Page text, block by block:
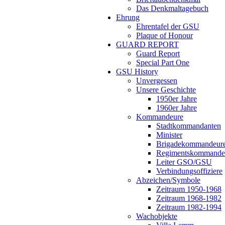
Das Denkmaltagebuch
Ehrung
Ehrentafel der GSU
Plaque of Honour
GUARD REPORT
Guard Report
Special Part One
GSU History
Unvergessen
Unsere Geschichte
1950er Jahre
1960er Jahre
Kommandeure
Stadtkommandanten
Minister
Leiter GSO/GSU
Verbindungsoffiziere
Abzeichen/Symbole
Zeitraum 1950-1968
Zeitraum 1968-1982
Zeitraum 1982-1994
Wachobjekte